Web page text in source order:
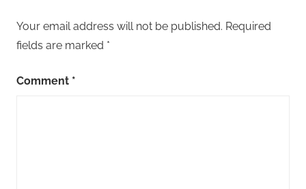
Your email address will not be published. Required
fields are marked *
Comment *